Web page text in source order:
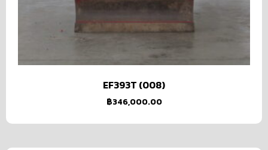
EF393T (008)
฿346,000.00